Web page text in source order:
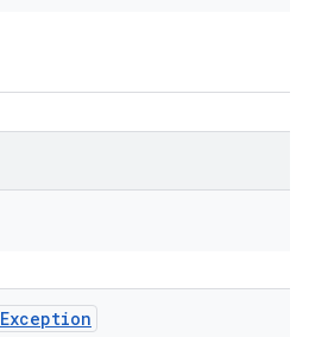
Exception